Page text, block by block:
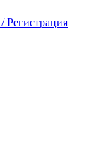
Регистрация